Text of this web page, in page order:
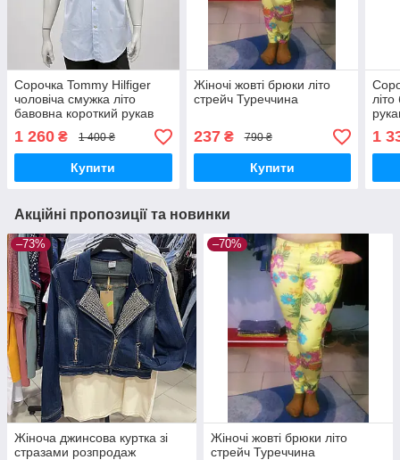
Сорочка Tommy Hilfiger
чоловіча смужка літо
бавовна короткий рукав
1 260 ₴ 1 400 ₴
Купити
Жіночі жовті брюки літо
стрейч Туреччина
237₴ 790 ₴
Купити
1
Акційні пропозиції та новинки
–73%
Жіноча джинсова куртка зі
стразами розпродаж
–70%
Жіночі жовті брюки літо
стрейч Туреччина